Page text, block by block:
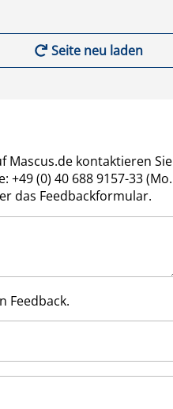
Seite neu laden
Mascus.de kontaktieren Sie
(0) 40 688 9157-33 (Mo.
das Feedbackformular.
Feedback.